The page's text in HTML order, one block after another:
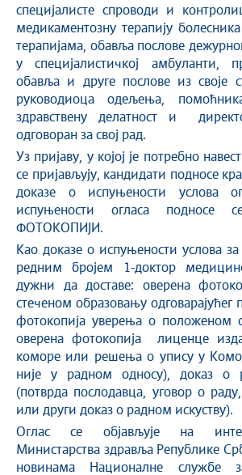
специјалисте спроводи и
медикаментозну терапију
терапијама, обавља послове
у специјалистичкој амбуланти,
обавља и друге послове из своје
руководиоца одељења,
здравствену делатност и
одговоран за свој рад.
Уз пријаву, у којој је потребно
се пријављују, кандидати подносе
доказе о испуњености услова
испуњености огласа подносе
ФОТОКОПИЈИ.
Као доказе о испуњености услова
редним бројем 1-доктор
дужни да доставе: оверена
стеченом образовању
фотокопија уверења о положеном
оверена фотокопија лиценце
коморе или решења о упису у
није у радном односу), доказ о
(потврда послодавца, уговор о
или други доказ о радном искуству).
Оглас се објављује на
Министарства здравља Републике
новинама Националне службе